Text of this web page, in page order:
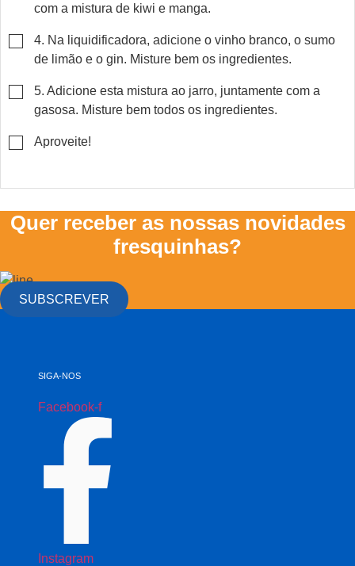
com a mistura de kiwi e manga.
▢
4. Na liquidificadora, adicione o vinho branco, o sumo
de limão e o gin. Misture bem os ingredientes.
▢
5. Adicione esta mistura ao jarro, juntamente com a
gasosa. Misture bem todos os ingredientes.
▢
Aproveite!
Quer receber as nossas novidades
fresquinhas?
SUBSCREVER
SIGA-NOS
Facebook-f
Instagram